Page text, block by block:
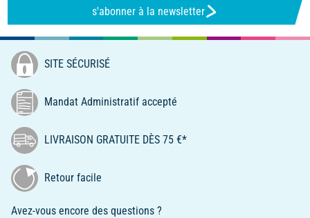
s'abonner à la newsletter
SITE SÉCURISÉ
Mandat Administratif accepté
LIVRAISON GRATUITE DÈS 75 €*
Retour facile
Avez-vous encore des questions ?